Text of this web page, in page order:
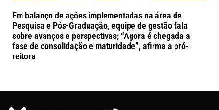
Em balanço de ações implementadas na área de
Pesquisa e Pós-Graduação, equipe de gestão fala
sobre avanços e perspectivas; “Agora é chegada a
fase de consolidação e maturidade”, afirma a pró-
reitora